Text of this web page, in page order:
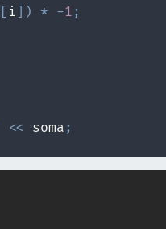
i ) * -1 ;
<< soma ;